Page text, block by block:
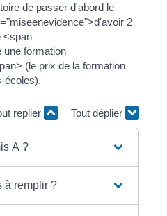
de passer d'abord le
2
<span
formation
(le prix de la formation
écoles).
replier Tout déplier
A ?
à remplir ?